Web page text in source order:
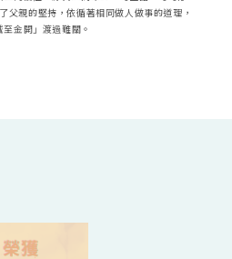
父親的堅持，依循著相同做人做事的道理，
至金開」渡過難關。